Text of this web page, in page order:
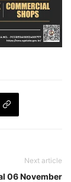
Next article
06 November